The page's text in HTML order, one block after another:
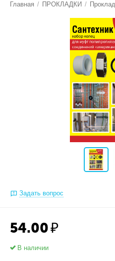
Главная / ПРОКЛАДКИ /
Задать вопрос
54.00₽
В наличии